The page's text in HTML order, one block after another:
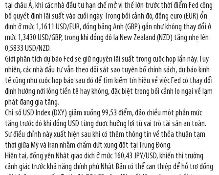
tại châu Á, khi các nhà đầu tư hạn chế mở vị thế lớn trước thời điểm Fed công
bố quyết định lãi suất vào cuối ngày. Trong bối cảnh đó, đồng euro (EUR) ổn
định ở mức 1,1611 USD/EUR, đồng bảng Anh (GBP) gần như không thay đổi ở
mức 1,3430 USD/GBP, trong khi đồng đô la New Zealand (NZD) tăng nhẹ lên
0,5833 USD/NZD.
Giới phân tích dự báo Fed sẽ giữ nguyên lãi suất trong cuộc họp lần này. Tuy
nhiên, các nhà đầu tư vẫn theo dõi sát sao tuyên bố chính sách, dự báo kinh
tế cũng như cuộc họp báo sau đó để tìm kiếm tín hiệu về việc Fed có thay đổi
định hướng nới lỏng tiền tệ hay không, đặc biệt trong bối cảnh lo ngại về lạm
phát đang gia tăng.
Chỉ số USD Index (DXY) giảm xuống 99,53 điểm, đảo chiều một phần mức
tăng trước đó khi đồng USD từng được hưởng lợi từ vai trò tài sản an toàn.
Sự điều chỉnh này xuất hiện sau khi có thêm thông tin về thỏa thuận tạm
thời giữa Mỹ và Iran nhằm chấm dứt xung đột tại Trung Đông.
Hiện tại, đồng yên Nhật giao dịch ở mức 160,43 JPY/USD, khiến thị trường
cảnh giác trước khả năng chính phủ Nhật Bản có thể can thiệp để hỗ trợ đồng